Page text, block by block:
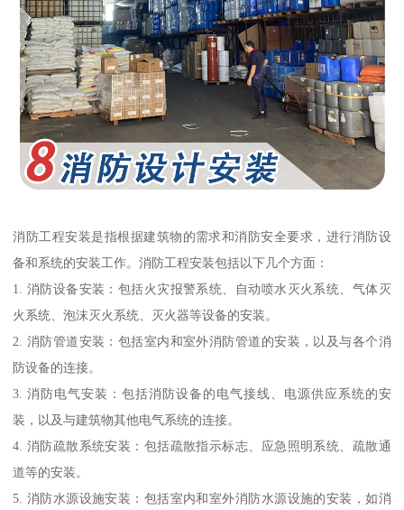
消防工程安装是指根据建筑物的需求和消防安全要求，进行消防设
备和系统的安装工作。消防工程安装包括以下几个方面：
1. 消防设备安装：包括火灾报警系统、自动喷水灭火系统、气体灭
火系统、泡沫灭火系统、灭火器等设备的安装。
2. 消防管道安装：包括室内和室外消防管道的安装，以及与各个消
防设备的连接。
3. 消防电气安装：包括消防设备的电气接线、电源供应系统的安
装，以及与建筑物其他电气系统的连接。
4. 消防疏散系统安装：包括疏散指示标志、应急照明系统、疏散通
道等的安装。
5. 消防水源设施安装：包括室内和室外消防水源设施的安装，如消